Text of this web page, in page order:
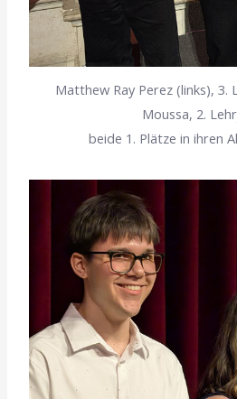
Matthew Ray Perez (links), 3.
Moussa, 2.
beide 1. Plätze in ihren